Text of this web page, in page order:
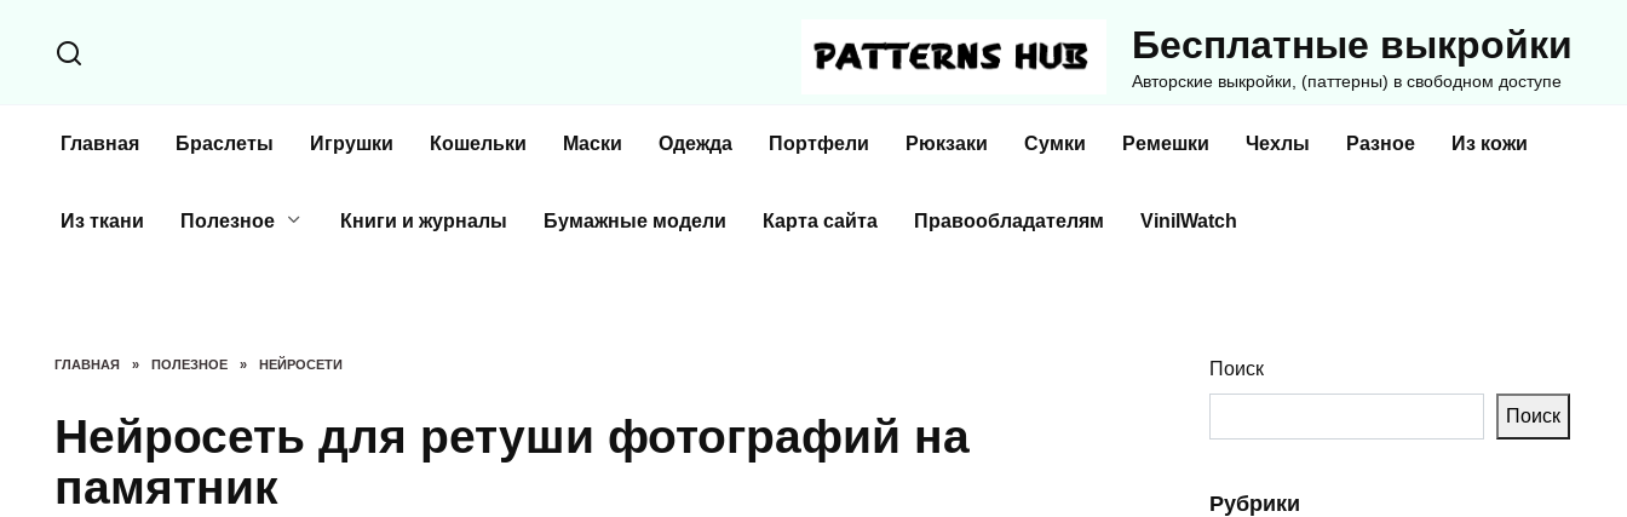
содержанию
Бесплатные выкройки
Авторские выкройки, (паттерны) в свободном доступе
Главная Браслеты Игрушки Кошельки Маски Одежда Портфели Рюкзаки Сумки Ремешки Чехлы Разное Из кожи
Из ткани Полезное Книги и журналы Бумажные модели Карта сайта Правообладателям VinilWatch
ГЛАВНАЯ » ПОЛЕЗНОЕ » НЕЙРОСЕТИ
Нейросеть для ретуши фотографий на
памятник
Поиск
Поиск
Рубрики